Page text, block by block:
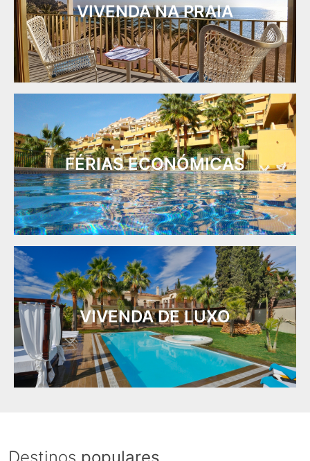
VIVENDA NA PRAIA
FÉRIAS ECONÓMICAS
VIVENDA DE LUXO